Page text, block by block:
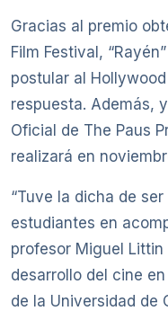
Gracias al premio
Film Festival,
postular al
respuesta. Además,
Oficial de The Paus
realizará en
“Tuve la dicha de
estudiantes en
profesor Miguel
desarrollo del cine
de la Universidad de